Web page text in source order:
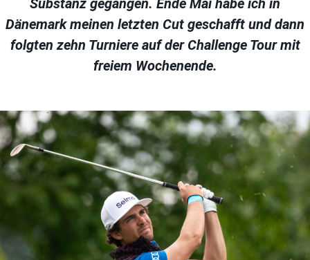
Substanz gegangen. Ende Mai habe ich in
Dänemark meinen letzten Cut geschafft und dann
folgten zehn Turniere auf der Challenge Tour mit
freiem Wochenende.